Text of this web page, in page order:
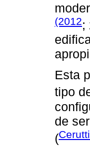
(2012;
Esta
tipo
de
(